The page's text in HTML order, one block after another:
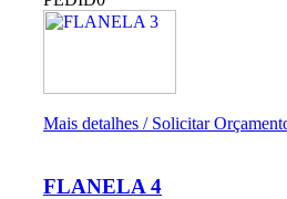
Mais detalhes / Solicitar
FLANELA 4